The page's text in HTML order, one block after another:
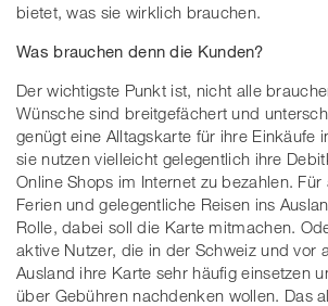
bietet, was sie wirklich brauchen.
Was brauchen denn die Kunden?
Der wichtigste Punkt ist, nicht alle
Wünsche sind breitgefächert und
genügt eine Alltagskarte für ihre Einkäufe
sie nutzen vielleicht gelegentlich ihre
Online Shops im Internet zu bezahlen.
Ferien und gelegentliche Reisen ins
Rolle, dabei soll die Karte mitmachen.
aktive Nutzer, die in der Schweiz und vor
Ausland ihre Karte sehr häufig einsetzen
über Gebühren nachdenken wollen. Das